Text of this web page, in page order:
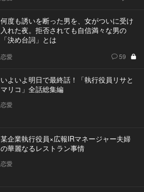
何度も誘いを断った男を、女がついに受け
入れた夜。拒否されても自信満々な男の
「決め台詞」とは
恋愛 59
いよいよ明日で最終話！「執行役員リサと
マリコ」全話総集編
恋愛
某企業執行役員×広報IRマネージャー夫婦
の華麗なるレストラン事情
恋愛